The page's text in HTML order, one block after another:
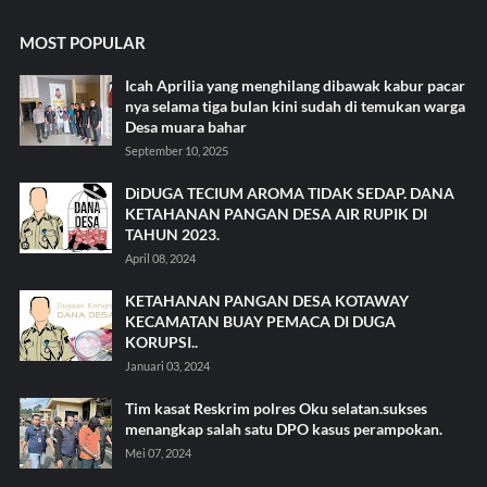
MOST POPULAR
Icah Aprilia yang menghilang dibawak kabur pacar
nya selama tiga bulan kini sudah di temukan warga
Desa muara bahar
September 10, 2025
DiDUGA TECIUM AROMA TIDAK SEDAP. DANA
KETAHANAN PANGAN DESA AIR RUPIK DI
TAHUN 2023.
April 08, 2024
KETAHANAN PANGAN DESA KOTAWAY
KECAMATAN BUAY PEMACA DI DUGA
KORUPSI..
Januari 03, 2024
Tim kasat Reskrim polres Oku selatan.sukses
menangkap salah satu DPO kasus perampokan.
Mei 07, 2024